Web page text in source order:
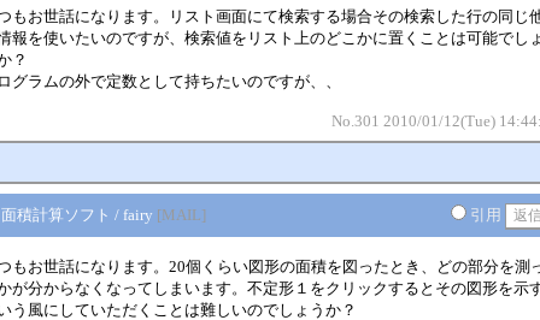
もお世話になります。リスト画面にて検索する場合その検索した行の同じ
報を使いたいのですが、検索値をリスト上のどこかに置くことは可能でしょ
？
グラムの外で定数として持ちたいのですが、、
No.301 2010/01/12(Tue)
積計算ソフト / fairy [MAIL] 引用
もお世話になります。20個くらい図形の面積を図ったとき、どの部分を測
が分からなくなってしまいます。不定形１をクリックするとその図形を示
う風にしていただくことは難しいのでしょうか？